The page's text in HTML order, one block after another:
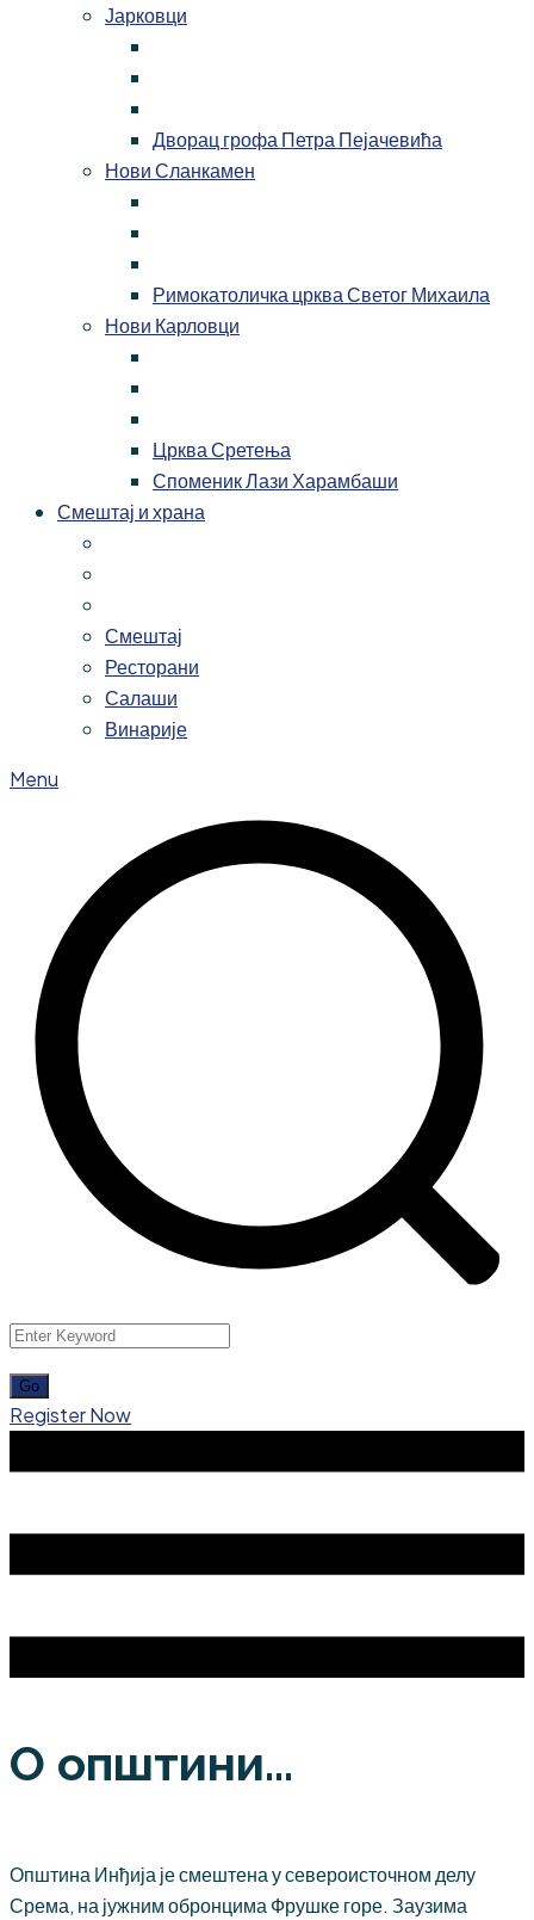
Јарковци
Дворац грофа Петра Пејачевића
Нови Сланкамен
Римокатоличка црква Светог Михаила
Нови Карловци
Црква Сретења
Споменик Лази Харамбаши
Смештај и храна
Смештај
Ресторани
Салаши
Винарије
Menu
Register Now
О општини...
Општина Инђија је смештена у североисточном делу
Срема, на јужним обронцима Фрушке горе. Заузима